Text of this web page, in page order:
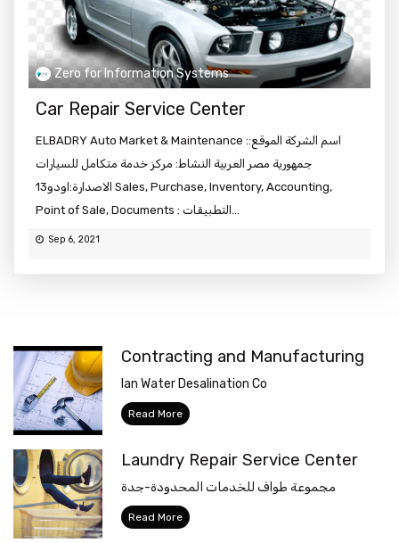
Zero for Information Systems
Car Repair Service Center
ELBADRY Auto Market & Maintenance :اسم الشركة الموقع:
جمهورية مصر العربية النشاط: مركز خدمة متكامل للسيارات
الاصدارة:اودو13 Sales, Purchase, Inventory, Accounting,
Point of Sale, Documents : التطبيقات...
Sep 6, 2021
Contracting and Manufacturing
Ian Water Desalination Co
Read More
Laundry Repair Service Center
مجموعة طواف للخدمات المحدودة-جدة
Read More